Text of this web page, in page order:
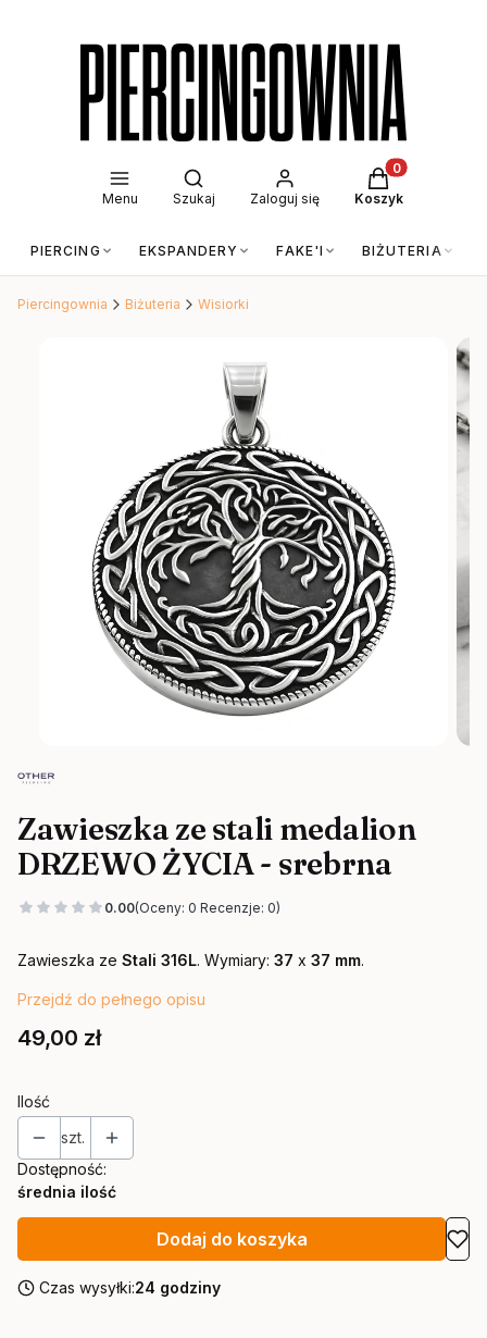
Menu
Otwórz wyszukiwarkę
Szukaj Zaloguj się
Produkty w
Koszyk
PIERCING EKSPANDERY FAKE'I BIŻUTERIA
Piercingownia Biżuteria Wisiorki
Zawieszka ze stali medalion
DRZEWO ŻYCIA - srebrna
0.00(Oceny: 0 Recenzje: 0)
Zawieszka ze Stali 316L. Wymiary: 37 x 37 mm.
Przejdź do pełnego opisu
Cena
49,00 zł
Ilość
szt.
Dostępność:
średnia ilość
Dodaj do koszyka
Czas wysyłki:24 godziny